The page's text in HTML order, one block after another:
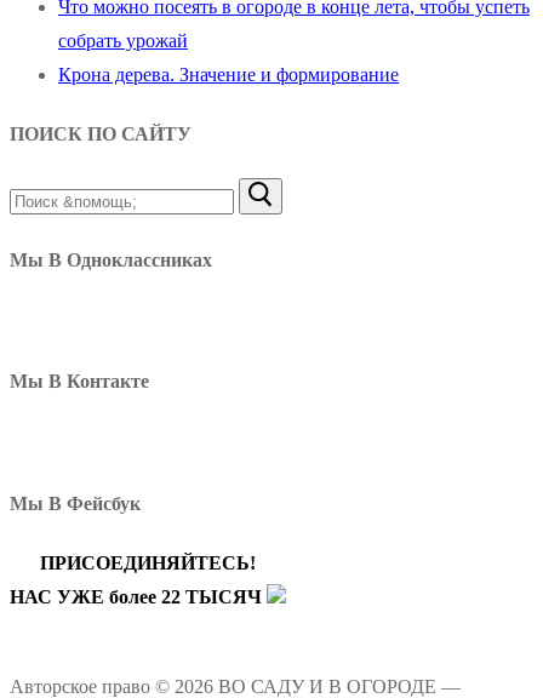
Что можно посеять в огороде в конце лета, чтобы успеть
собрать урожай
Крона дерева. Значение и формирование
ПОИСК ПО САЙТУ
Найти:
Мы В Одноклассниках
Мы В Контакте
Мы В Фейсбук
ПРИСОЕДИНЯЙТЕСЬ!
НАС УЖЕ более 22 ТЫСЯЧ
Авторское право © 2026 ВО САДУ И В ОГОРОДЕ —